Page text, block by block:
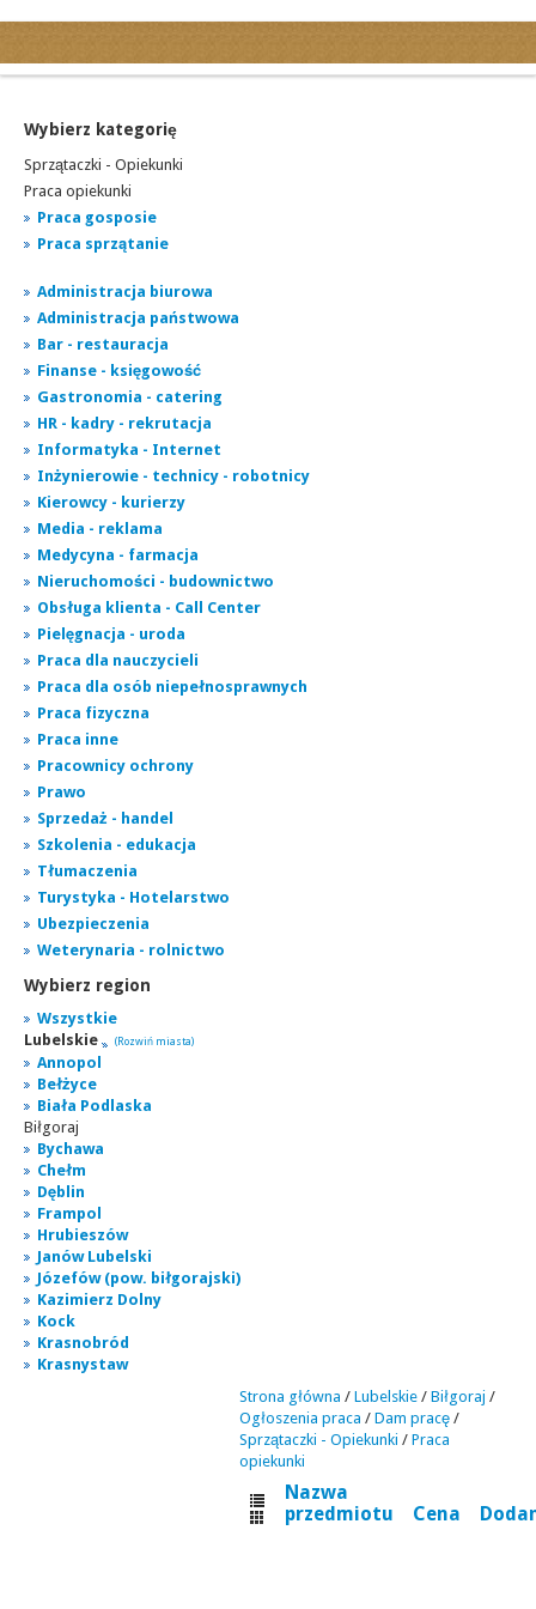
Ogłoszenia motoryzacyjne
Ogłoszenia nieruchomości
Ogłoszenia praca
Ogłoszenia turystyka
Ogłoszenia towarzyskie
Regiony
miasta...
Wybierz kategorię
Sprzątaczki - Opiekunki
Praca opiekunki
Praca gosposie
Praca sprzątanie
Administracja biurowa
Administracja państwowa
Bar - restauracja
Finanse - księgowość
Gastronomia - catering
HR - kadry - rekrutacja
Informatyka - Internet
Inżynierowie - technicy - robotnicy
Kierowcy - kurierzy
Media - reklama
Medycyna - farmacja
Nieruchomości - budownictwo
Obsługa klienta - Call Center
Pielęgnacja - uroda
Praca dla nauczycieli
Praca dla osób niepełnosprawnych
Praca fizyczna
Praca inne
Pracownicy ochrony
Prawo
Sprzedaż - handel
Szkolenia - edukacja
Tłumaczenia
Turystyka - Hotelarstwo
Ubezpieczenia
Weterynaria - rolnictwo
Wybierz region
Wszystkie
Lubelskie
(Rozwiń miasta)
Annopol
Bełżyce
Biała Podlaska
Biłgoraj
Bychawa
Chełm
Dęblin
Frampol
Hrubieszów
Janów Lubelski
Józefów (pow. biłgorajski)
Kazimierz Dolny
Kock
Krasnobród
Krasnystaw
Strona główna / Lubelskie / Biłgoraj /
Ogłoszenia praca / Dam pracę /
Sprzątaczki - Opiekunki / Praca
opiekunki
Nazwa
przedmiotu
Cena